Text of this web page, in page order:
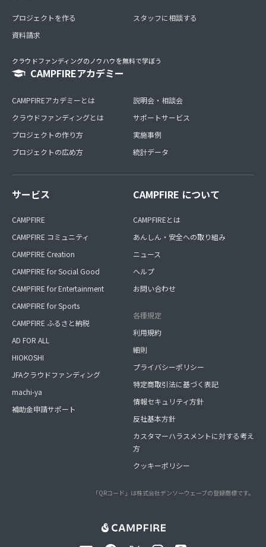
プロジェクトを作る
資料請求
スタッフに相談する
クラウドファンディングのノウハウを無料で学ぼう
CAMPFIREアカデミー
CAMPFIREアカデミーとは
クラウドファンディングとは
プロジェクトの作り方
プロジェクトの広め方
説明会・相談会
サポートサービス
実施事例
統計データ
サービス
CAMPFIRE
CAMPFIRE コミュニティ
CAMPFIRE Creation
CAMPFIRE for Social Good
CAMPFIRE for Entertainment
CAMPFIRE for Sports
CAMPFIRE ふるさと納税
AD FOR ALL
HIOKOSHI
JFAクラウドファンディング
machi-ya
補助金申請サポート
CAMPFIRE について
CAMPFIREとは
あんしん・安全への取り組み
ニュース
ヘルプ
お問い合わせ
各種規定
利用規約
細則
プライバシーポリシー
特定商取引法に基づく表記
情報セキュリティ方針
反社基本方針
カスタマーハラスメントに対する考え
方
クッキーポリシー
「QRコード」は株式会社デンソーウェーブの登録商標です。